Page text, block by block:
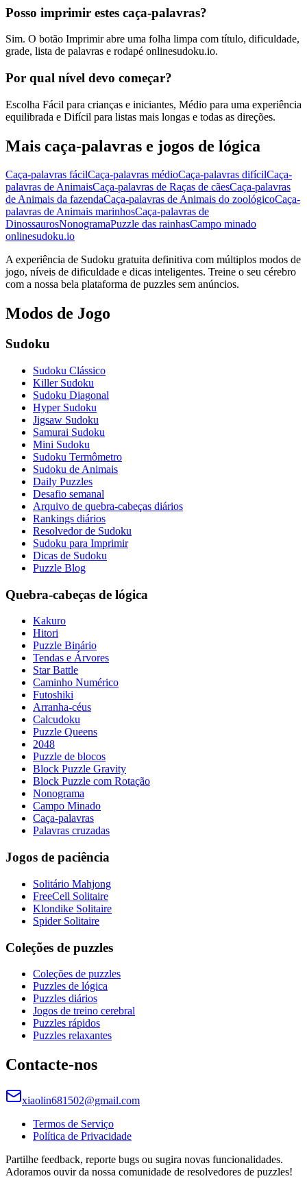
Posso imprimir estes caça-palavras?
Sim. O botão Imprimir abre uma folha limpa com título, dificuldade,
grade, lista de palavras e rodapé onlinesudoku.io.
Por qual nível devo começar?
Escolha Fácil para crianças e iniciantes, Médio para uma experiência
equilibrada e Difícil para listas mais longas e todas as direções.
Mais caça-palavras e jogos de lógica
Caça-palavras fácilCaça-palavras médioCaça-palavras difícilCaça-
palavras de AnimaisCaça-palavras de Raças de cãesCaça-palavras
de Animais da fazendaCaça-palavras de Animais do zoológicoCaça-
palavras de Animais marinhosCaça-palavras de
DinossaurosNonogramaPuzzle das rainhasCampo minado
onlinesudoku.io
A experiência de Sudoku gratuita definitiva com múltiplos modos de
jogo, níveis de dificuldade e dicas inteligentes. Treine o seu cérebro
com a nossa bela plataforma de puzzles sem anúncios.
Modos de Jogo
Sudoku
Sudoku Clássico
Killer Sudoku
Sudoku Diagonal
Hyper Sudoku
Jigsaw Sudoku
Samurai Sudoku
Mini Sudoku
Sudoku Termômetro
Sudoku de Animais
Daily Puzzles
Desafio semanal
Arquivo de quebra-cabeças diários
Rankings diários
Resolvedor de Sudoku
Sudoku para Imprimir
Dicas de Sudoku
Puzzle Blog
Quebra-cabeças de lógica
Kakuro
Hitori
Puzzle Binário
Tendas e Árvores
Star Battle
Caminho Numérico
Futoshiki
Arranha-céus
Calcudoku
Puzzle Queens
2048
Puzzle de blocos
Block Puzzle Gravity
Block Puzzle com Rotação
Nonograma
Campo Minado
Caça-palavras
Palavras cruzadas
Jogos de paciência
Solitário Mahjong
FreeCell Solitaire
Klondike Solitaire
Spider Solitaire
Coleções de puzzles
Coleções de puzzles
Puzzles de lógica
Puzzles diários
Jogos de treino cerebral
Puzzles rápidos
Puzzles relaxantes
Contacte-nos
xiaolin681502@gmail.com
Termos de Serviço
Política de Privacidade
Partilhe feedback, reporte bugs ou sugira novas funcionalidades.
Adoramos ouvir da nossa comunidade de resolvedores de puzzles!